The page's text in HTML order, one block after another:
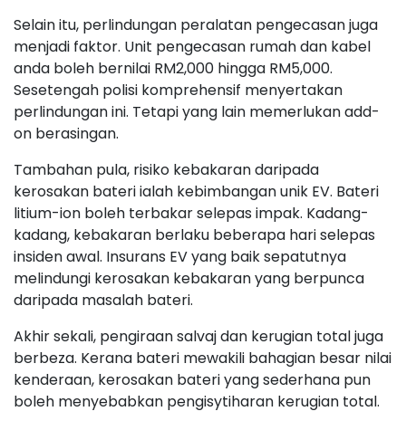
Selain itu, perlindungan peralatan pengecasan juga
menjadi faktor. Unit pengecasan rumah dan kabel
anda boleh bernilai RM2,000 hingga RM5,000.
Sesetengah polisi komprehensif menyertakan
perlindungan ini. Tetapi yang lain memerlukan add-
on berasingan.
Tambahan pula, risiko kebakaran daripada
kerosakan bateri ialah kebimbangan unik EV. Bateri
litium-ion boleh terbakar selepas impak. Kadang-
kadang, kebakaran berlaku beberapa hari selepas
insiden awal. Insurans EV yang baik sepatutnya
melindungi kerosakan kebakaran yang berpunca
daripada masalah bateri.
Akhir sekali, pengiraan salvaj dan kerugian total juga
berbeza. Kerana bateri mewakili bahagian besar nilai
kenderaan, kerosakan bateri yang sederhana pun
boleh menyebabkan pengisytiharan kerugian total.